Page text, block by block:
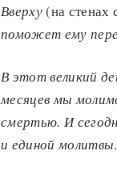
Вверху(на стенах
поможет ему
В этот великий
месяцев мы
смертью. И
и единой молитвы.